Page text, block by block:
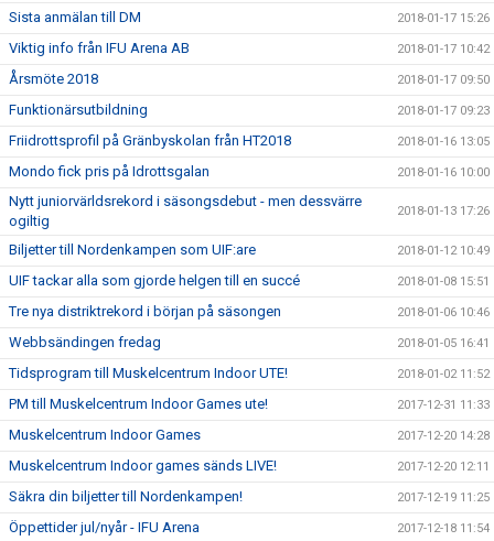
Sista anmälan till DM 2018-01-17 15:26
Viktig info från IFU Arena AB 2018-01-17 10:42
Årsmöte 2018 2018-01-17 09:50
Funktionärsutbildning 2018-01-17 09:23
Friidrottsprofil på Gränbyskolan från HT2018 2018-01-16 13:05
Mondo fick pris på Idrottsgalan 2018-01-16 10:00
Nytt juniorvärldsrekord i säsongsdebut - men dessvärre
ogiltig
2018-01-13 17:26
Biljetter till Nordenkampen som UIF:are 2018-01-12 10:49
UIF tackar alla som gjorde helgen till en succé 2018-01-08 15:51
Tre nya distriktrekord i början på säsongen 2018-01-06 10:46
Webbsändingen fredag 2018-01-05 16:41
Tidsprogram till Muskelcentrum Indoor UTE! 2018-01-02 11:52
PM till Muskelcentrum Indoor Games ute! 2017-12-31 11:33
Muskelcentrum Indoor Games 2017-12-20 14:28
Muskelcentrum Indoor games sänds LIVE! 2017-12-20 12:11
Säkra din biljetter till Nordenkampen! 2017-12-19 11:25
Öppettider jul/nyår - IFU Arena 2017-12-18 11:54